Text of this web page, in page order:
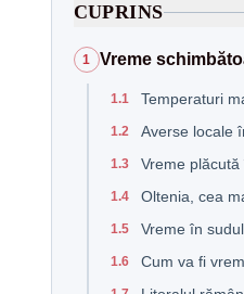
CUPRINS
1 Vreme
1.1 Temperaturi
1.2 Averse locale
1.3 Vreme
1.4 Oltenia, cea
1.5 Vreme în
1.6 Cum va fi